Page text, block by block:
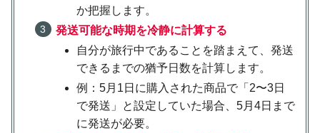
か把握します。
発送可能な時期を冷静に計算する
自分が旅行中であることを踏まえて、発送
できるまでの猶予日数を計算します。
例：5月1日に購入された商品で「2〜3日
で発送」と設定していた場合、5月4日まで
に発送が必要。